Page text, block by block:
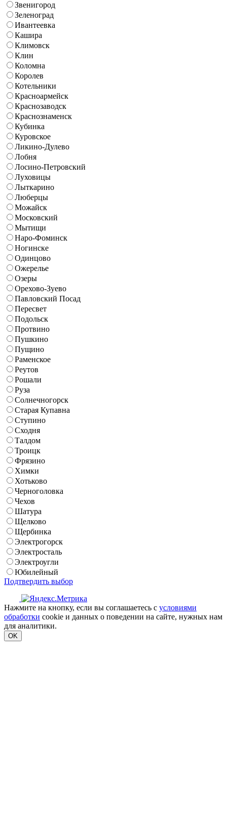
Звенигород
Зеленоград
Ивантеевка
Кашира
Климовск
Клин
Коломна
Королев
Котельники
Красноармейск
Краснозаводск
Краснознаменск
Кубинка
Куровское
Ликино-Дулево
Лобня
Лосино-Петровский
Луховицы
Лыткарино
Люберцы
Можайск
Московский
Мытищи
Наро-Фоминск
Ногинске
Одинцово
Ожерелье
Озеры
Орехово-Зуево
Павловский Посад
Пересвет
Подольск
Протвино
Пушкино
Пущино
Раменское
Реутов
Рошали
Руза
Солнечногорск
Старая Купавна
Ступино
Сходня
Талдом
Троицк
Фрязино
Химки
Хотьково
Черноголовка
Чехов
Шатура
Щелково
Щербинка
Электрогорск
Электросталь
Электроугли
Юбилейный
Подтвердить выбор
Нажмите на кнопку, если вы соглашаетесь с условиями
обработки cookie и данных о поведении на сайте, нужных нам
для аналитики.
OK